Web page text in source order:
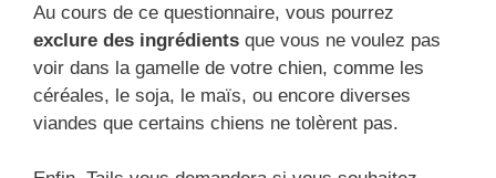
Au cours de ce questionnaire, vous pourrez
exclure des ingrédients que vous ne voulez pas
voir dans la gamelle de votre chien, comme les
céréales, le soja, le maïs, ou encore diverses
viandes que certains chiens ne tolèrent pas.